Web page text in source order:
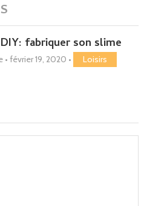
fabriquer son slime
• février 19, 2020 • Loisirs